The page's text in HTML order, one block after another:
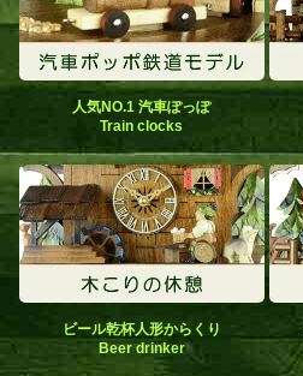
人気NO.1 汽車ぽっぽ
Train clocks
ビール乾杯人形からくり
Beer drinker